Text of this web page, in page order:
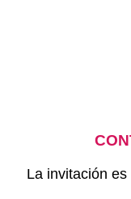
La invitación